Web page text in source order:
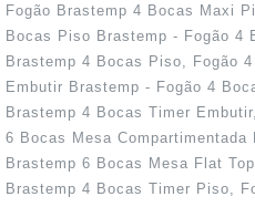
Fogão Brastemp 4 Bocas Maxi
Bocas Piso Brastemp - Fogão 4
Brastemp 4 Bocas Piso, Fogão
Embutir Brastemp - Fogão 4
Brastemp 4 Bocas Timer
6 Bocas Mesa Compartimentada
Brastemp 6 Bocas Mesa Flat
Brastemp 4 Bocas Timer Piso,